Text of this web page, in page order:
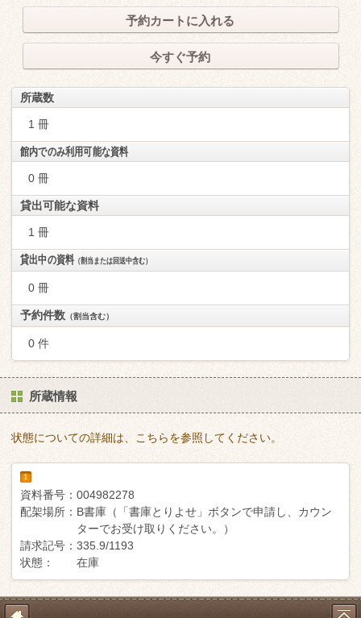
予約カートに入れる
今すぐ予約
所蔵数
1 冊
館内でのみ利用可能な資料
0 冊
貸出可能な資料
1 冊
貸出中の資料（割当または回送中含む）
0 冊
予約件数 （割当含む）
0 件
所蔵情報
状態についての詳細は、こちらを参照してください。
1
資料番号： 004982278
配架場所： B書庫（「書庫とりよせ」ボタンで申請し、カウン
ターでお受け取りください。）
請求記号： 335.9/1193
状態：
在庫